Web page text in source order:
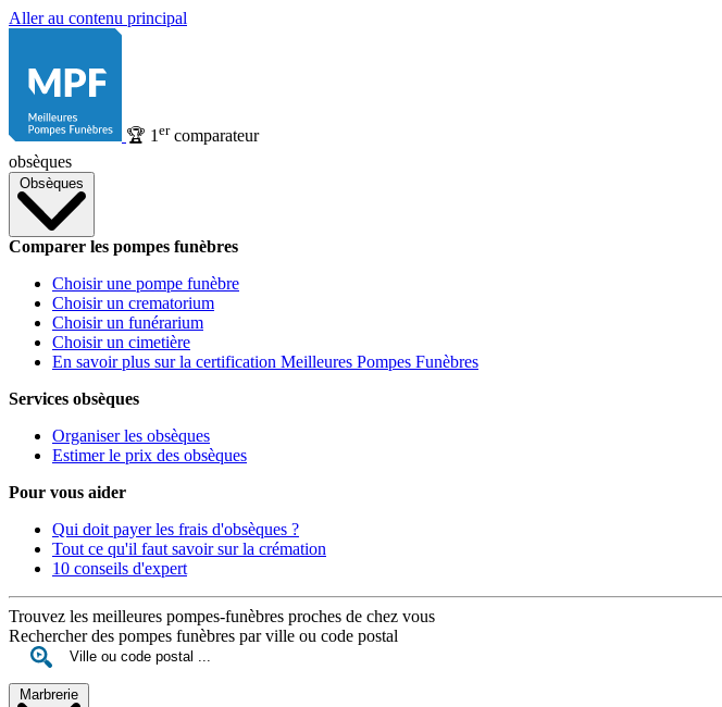
Aller au contenu principal
🏆 1 ercomparateur
obsèques
Obsèques
Comparer les pompes funèbres
Choisir une pompe funèbre
Choisir un crematorium
Choisir un funérarium
Choisir un cimetière
En savoir plus sur la certification Meilleures Pompes Funèbres
Services obsèques
Organiser les obsèques
Estimer le prix des obsèques
Pour vous aider
Qui doit payer les frais d'obsèques ?
Tout ce qu'il faut savoir sur la crémation
10 conseils d'expert
Trouvez les meilleures pompes-funèbres proches de chez vous
Rechercher des pompes funèbres par ville ou code postal
Marbrerie